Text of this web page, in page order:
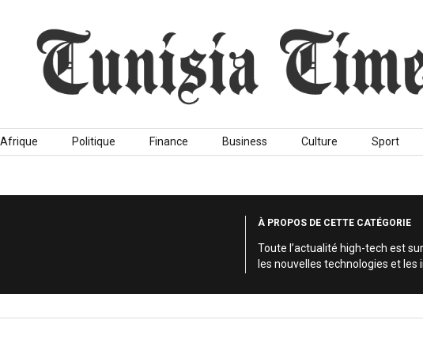
Afrique Politique Finance Business Culture Sport
À PROPOS DE CETTE CATÉGORIE
Toute l’actualité high-tech est
les nouvelles technologies et les